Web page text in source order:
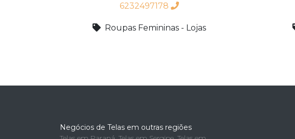
6232497178
Roupas Femininas - Lojas
Negócios de Telas em outras regiões